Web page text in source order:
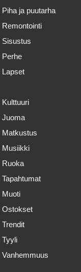
Piha ja puutarha
Remontointi
Sisustus
Perhe
Lapset
Kulttuuri
Juoma
Matkustus
Musiikki
Ruoka
Tapahtumat
Muoti
Ostokset
Trendit
Tyyli
Vanhemmuus